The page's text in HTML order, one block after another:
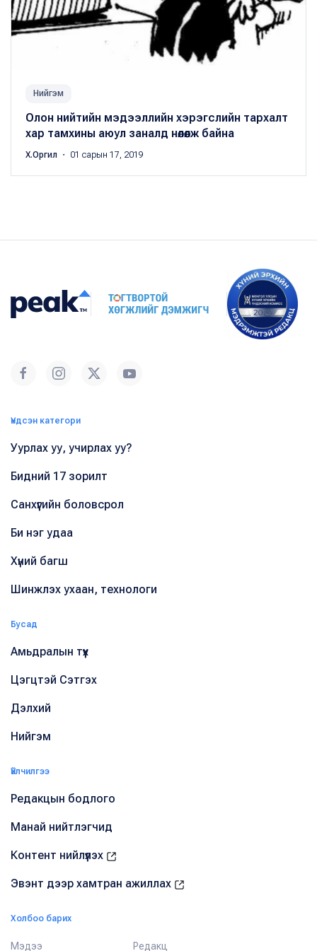
Нийгэм
Олон нийтийн мэдээллийн хэрэгслийн тархалт
хар тамхины аюул заналд нөлөөлж байна
Х.Оргил ・ 01 сарын 17, 2019
Үндсэн категори
Уурлах уу, учирлах уу?
Бидний 17 зорилт
Санхүүгийн боловсрол
Би нэг удаа
Хүний багш
Шинжлэх ухаан, технологи
Бусад
Амьдралын түүх
Цэгцтэй Сэтгэх
Дэлхий
Нийгэм
Үйлчилгээ
Редакцын бодлого
Манай нийтлэгчид
Контент нийлүүлэх
Эвэнт дээр хамтран ажиллах
Холбоо барих
Мэдээ Редакц